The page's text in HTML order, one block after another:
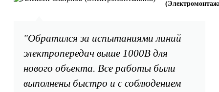
"Обратился за испытаниями линий
электропередач выше 1000В для
нового объекта. Все работы были
выполнены быстро и с соблюдением